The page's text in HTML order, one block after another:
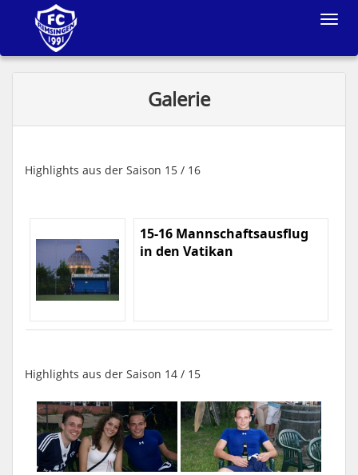
Toggle
Galerie
Highlights aus der Saison 15 / 16
15-16 Mannschaftsausflug
in den Vatikan
Highlights aus der Saison 14 / 15